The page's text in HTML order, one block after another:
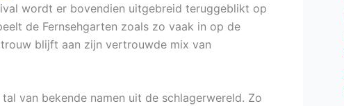
wordt er bovendien uitgebreid teruggeblikt op
de Fernsehgarten zoals zo vaak in op de
blijft aan zijn vertrouwde mix van
van bekende namen uit de schlagerwereld. Zo